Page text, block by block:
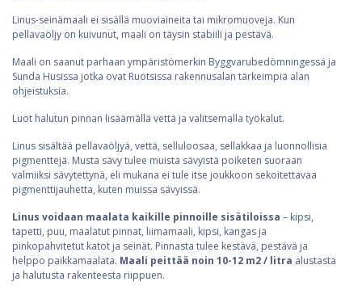
Linus-seinämaali ei sisällä muoviaineita tai mikromuoveja. Kun
pellavaöljy on kuivunut, maali on täysin stabiili ja pestävä.
Maali on saanut parhaan ympäristömerkin Byggvarubedömningessä ja
Sunda Husissa jotka ovat Ruotsissa rakennusalan tärkeimpiä alan
ohjeistuksia.
Luot halutun pinnan lisäämällä vettä ja valitsemalla työkalut.
Linus sisältää pellavaöljyä, vettä, selluloosaa, sellakkaa ja luonnollisia
pigmenttejä. Musta sävy tulee muista sävyistä poiketen suoraan
valmiiksi sävytettynä, eli mukana ei tule itse joukkoon sekoitettavaa
pigmenttijauhetta, kuten muissa sävyissä.
Linus voidaan maalata kaikille pinnoille sisätiloissa – kipsi,
tapetti, puu, maalatut pinnat, liimamaali, kipsi, kangas ja
pinkopahvitetut katot ja seinät. Pinnasta tulee kestävä, pestävä ja
helppo paikkamaalata. Maali peittää noin 10-12 m2 / litra alustasta
ja halutusta rakenteesta riippuen.